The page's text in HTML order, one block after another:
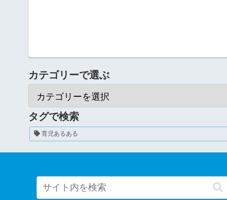
カテゴリーで選ぶ
タグで検索
育児あるある